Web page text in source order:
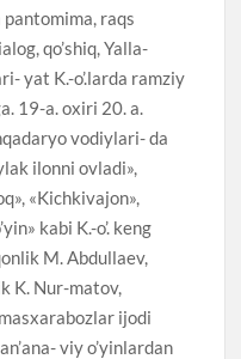
raqs
qo’shiq, Yalla-
yat K.-o’.larda ramziy
19-a. oxiri 20. a.
vodiylari- da
ilonni ovladi»,
«Kichkivajon»,
kabi K.-o’. keng
M. Abdullaev,
K. Nur-matov,
ijodi
viy o’yinlardan